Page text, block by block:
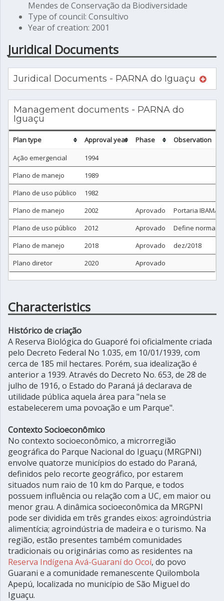
Mendes de Conservação da Biodiversidade
Type of council: Consultivo
Year of creation: 2001
Juridical Documents
Juridical Documents - PARNA do Iguaçu
Management documents - PARNA do
Iguaçu
Plan type Approval year Phase
Observation
Ação emergencial
1994
Plano de manejo
1989
Plano de uso público
1982
Plano de manejo
2002 Aprovado
Portaria IBAMA
Plano de uso público
2012 Aprovado
Define normas
Plano de manejo
2018 Aprovado
dez/2018
Plano diretor
2020 Aprovado
Characteristics
Histórico de criação
A Reserva Biológica do Guaporé foi oficialmente criada
pelo Decreto Federal No 1.035, em 10/01/1939, com
cerca de 185 mil hectares. Porém, sua idealização é
anterior a 1939. Através do Decreto No. 653, de 28 de
julho de 1916, o Estado do Paraná já declarava de
utilidade pública aquela área para "nela se
estabelecerem uma povoação e um Parque".
Contexto Socioeconômico
No contexto socioeconômico, a microrregião
geográfica do Parque Nacional do Iguaçu (MRGPNI)
envolve quatorze municípios do estado do Paraná,
definidos pelo recorte geográfico, por estarem
situados num raio de 10 km do Parque, e todos
possuem influência ou relação com a UC, em maior ou
menor grau. A dinâmica socioeconômica da MRGPNI
pode ser dividida em três grandes eixos: agroindústria
alimentícia; agroindústria de madeira e o turismo. Na
região, estão presentes também comunidades
tradicionais ou originárias como as residentes na
Reserva Indígena Avá-Guaraní do Ocoí, do povo
Guarani e a comunidade remanescente Quilombola
Apepú, localizada no município de São Miguel do
Iguaçu.